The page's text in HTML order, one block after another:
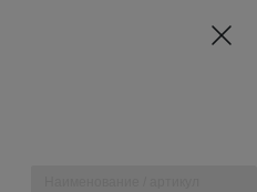
частотные